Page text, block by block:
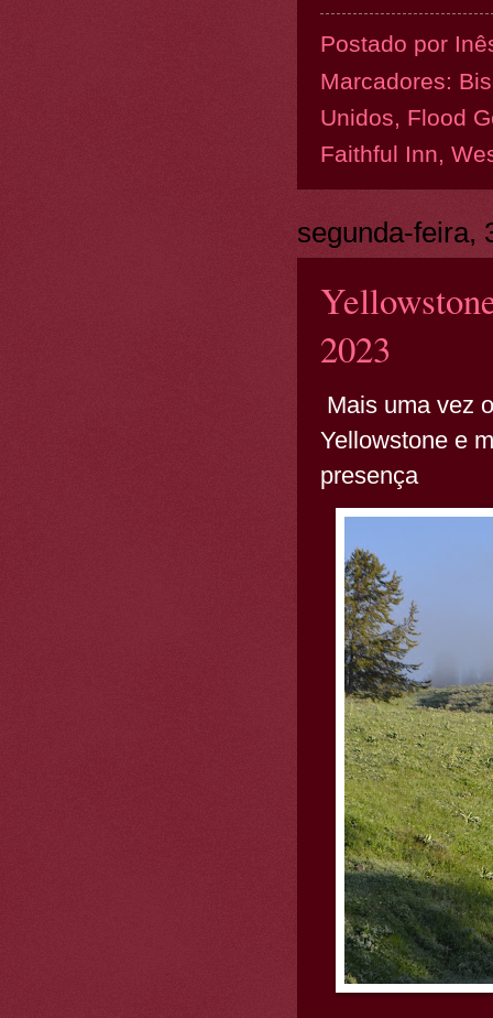
Postado por
Marcadores:
Unidos, Flood
Faithful Inn,
segunda-feira,
2023
Mais uma vez
Yellowstone e
presença